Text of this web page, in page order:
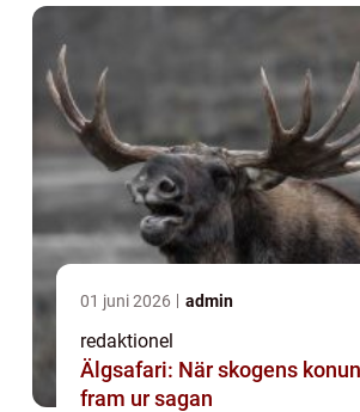
01 juni 2026 admin
redaktionel
Älgsafari: När skogens
fram ur sagan